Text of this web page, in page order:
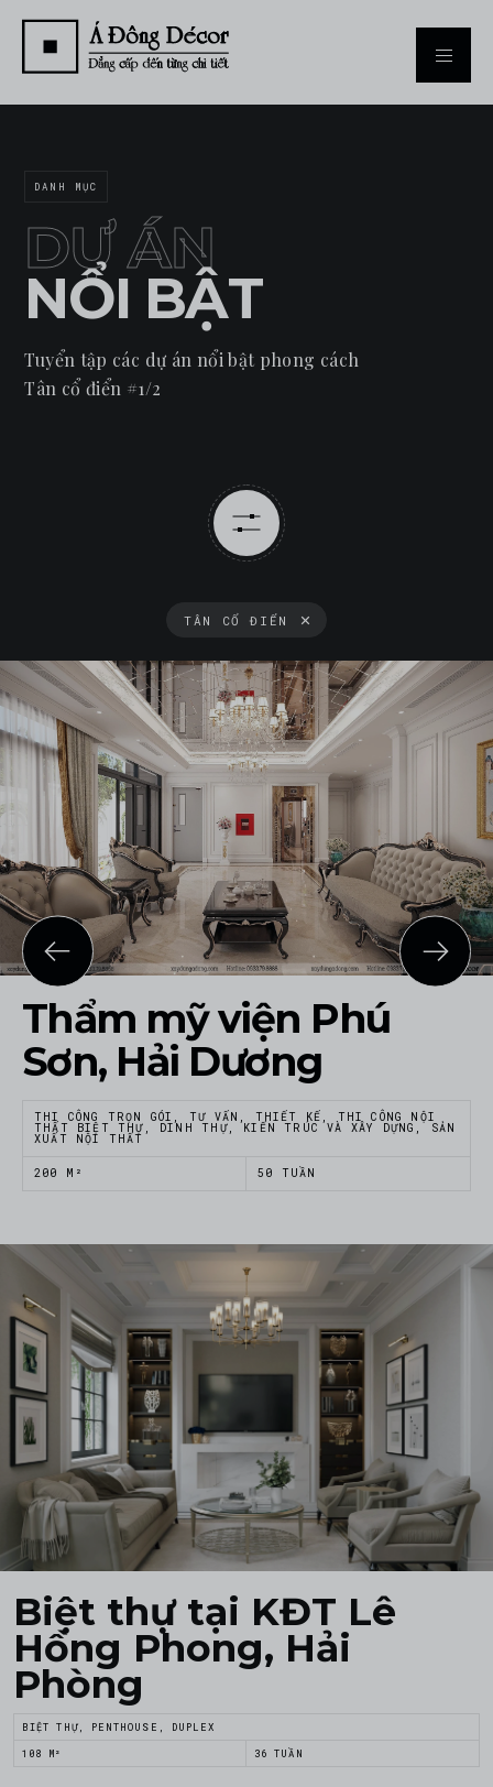
DANH MỤC
DỰ ÁN
NỔI BẬT
Tuyển tập các dự án nổi bật phong cách
Tân cổ điển #1/2
TÂN CỔ ĐIỂN
Thẩm mỹ viện Phú
Sơn, Hải Dương
THI CÔNG TRỌN GÓI, TƯ VẤN, THIẾT KẾ, THI CÔNG NỘI
THẤT BIỆT THỰ, DINH THỰ, KIẾN TRÚC VÀ XÂY DỰNG, SẢN
XUẤT NỘI THẤT
200 M² 50 TUẦN
Biệt thự tại KĐT Lê
Hồng Phong, Hải
Phòng
BIỆT THỰ, PENTHOUSE, DUPLEX
108 M² 36 TUẦN